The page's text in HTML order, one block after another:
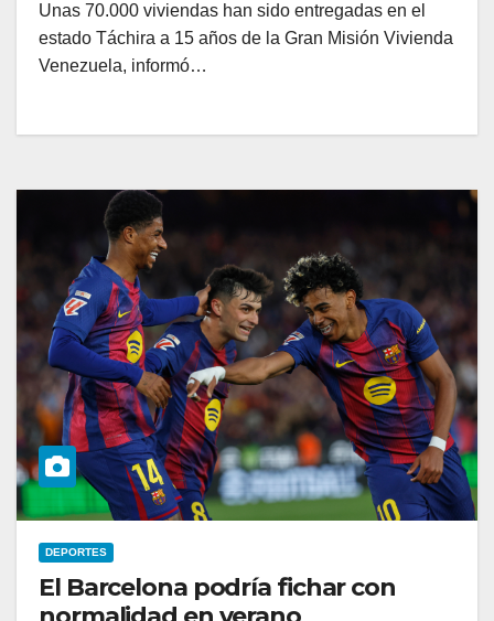
Unas 70.000 viviendas han sido entregadas en el
estado Táchira a 15 años de la Gran Misión Vivienda
Venezuela, informó…
DEPORTES
El Barcelona podría fichar con